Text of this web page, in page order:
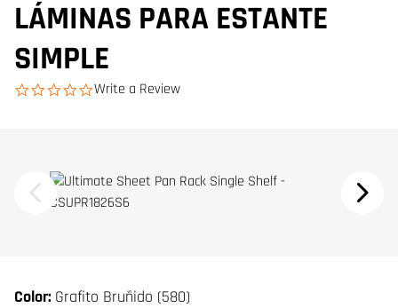
LÁMINAS PARA ESTANTE
SIMPLE
0.0 star rating
Write a Review
Color: Grafito Bruñido (580)